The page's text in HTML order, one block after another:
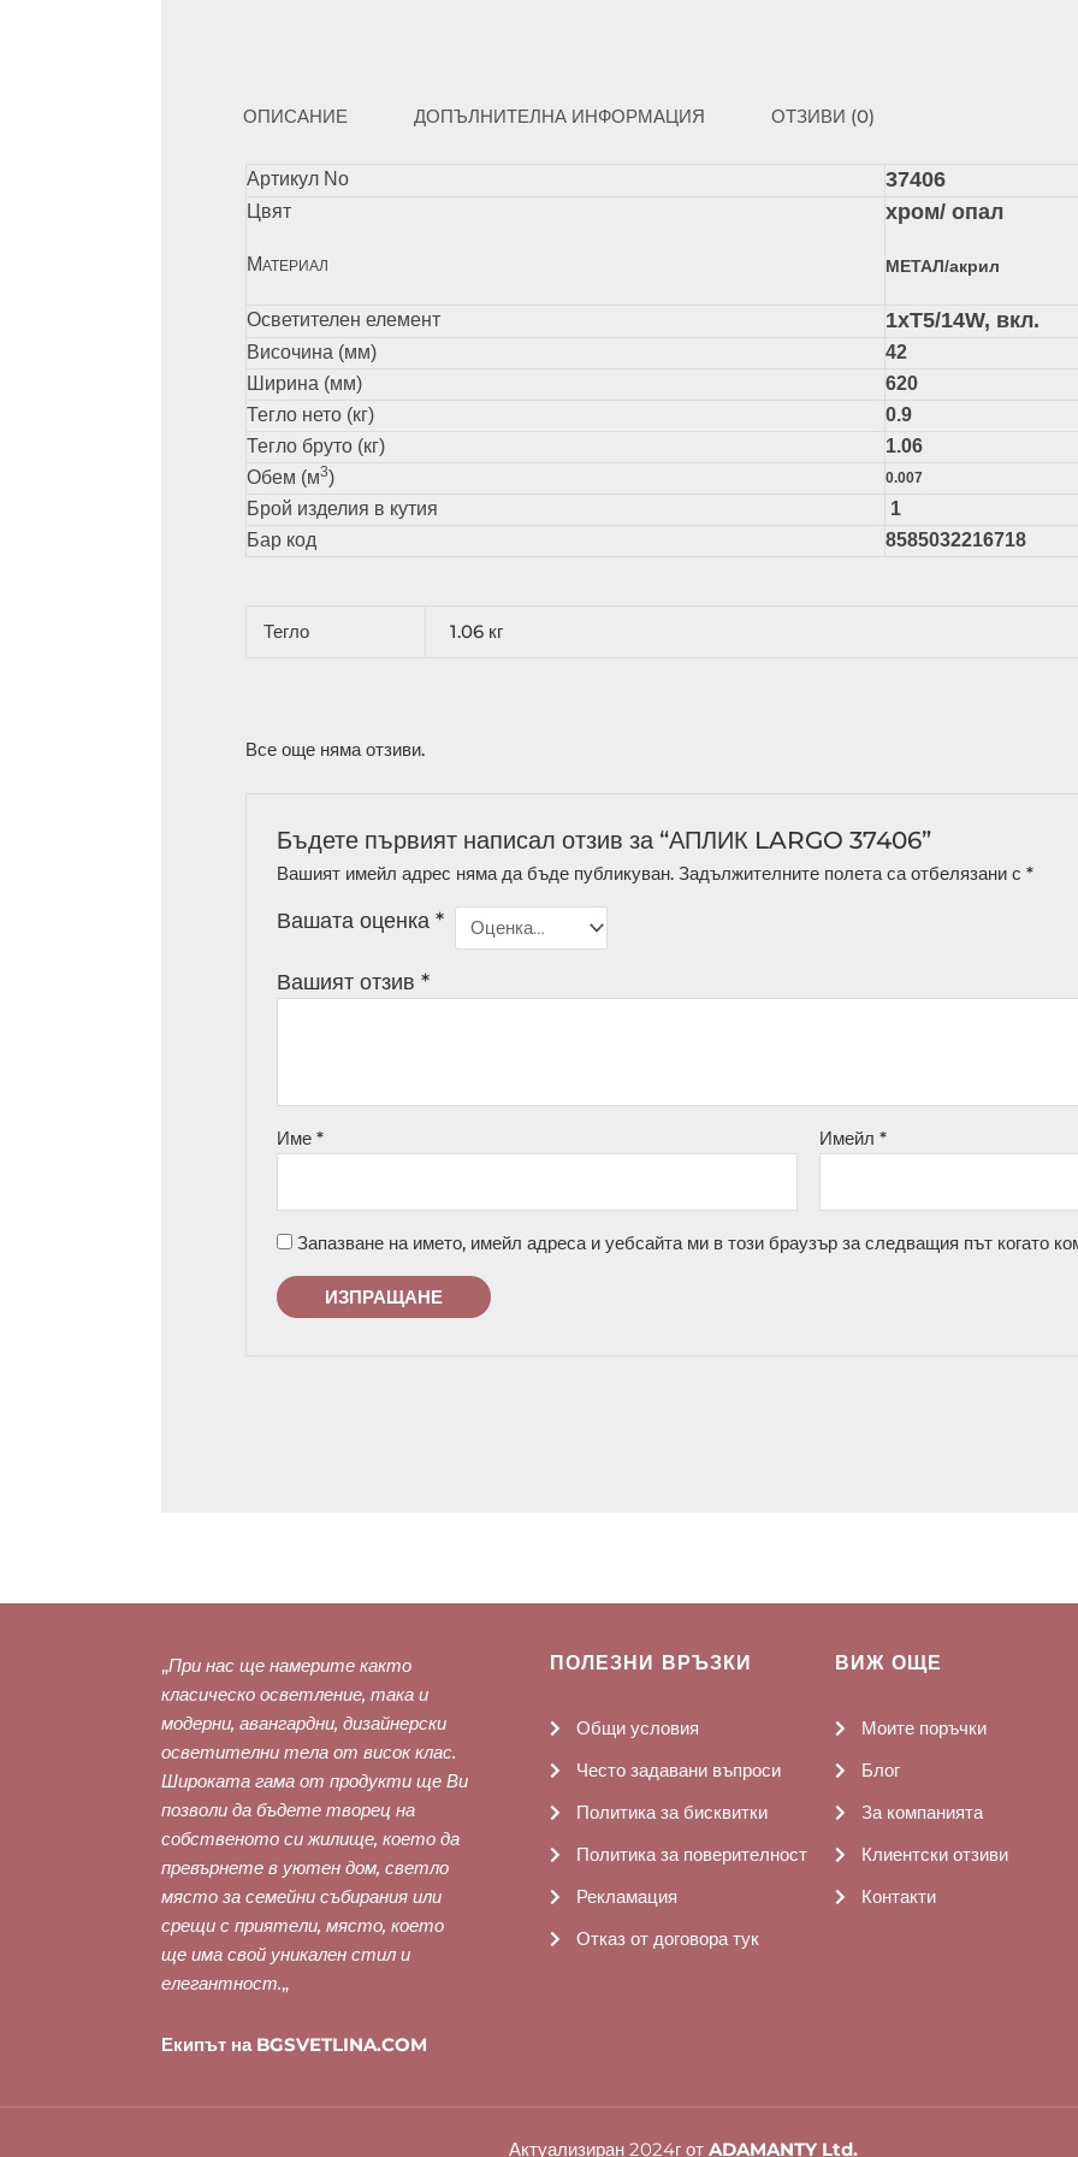
ОПИСАНИЕ ДОПЪЛНИТЕЛНА ИНФОРМАЦИЯ ОТЗИВИ (0)
Артикул No 37406
Цвят
МАТЕРИАЛ
хром/ опал
МЕТАЛ/акрил
Осветителен елемент 1xТ5/14W, вкл.
Височина (мм)
42
Ширина (мм)
620
Тегло нето (кг)
0.9
Тегло бруто (кг)
1.06
Обем (м3) 0.007
Брой изделия в кутия
1
Бар код
8585032216718
Тегло 1.06 кг
Все още няма отзиви.
Бъдете първият написал отзив за “АПЛИК LARGO 37406”
Вашият имейл адрес няма да бъде публикуван. Задължителните полета са отбелязани с*
Вашата оценка*
Вашият отзив*
Име* Имейл *
Запазване на името, имейл адреса и уебсайта ми в този браузър за следващия път когато
„При нас ще намерите както
класическо осветление, така и
модерни, авангардни, дизайнерски
осветителни тела от висок клас.
Широката гама от продукти ще Ви
позволи да бъдете творец на
собственото си жилище, което да
превърнете в уютен дом, светло
място за семейни събирания или
срещи с приятели, място, което
ще има свой уникален стил и
елегантност.„
Екипът на BGSVETLINA.COM
ПОЛЕЗНИ ВРЪЗКИ
Общи условия
Често задавани въпроси
Политика за бисквитки
Политика за поверителност
Рекламация
Отказ от договора тук
ВИЖ ОЩЕ
Моите поръчки
Блог
За компанията
Клиентски отзиви
Контакти
Актуализиран 2024г от ADAMANTY Ltd.